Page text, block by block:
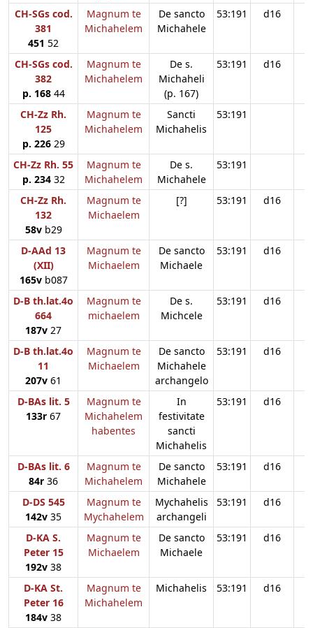
CH-SGs cod.
381
451 52
Magnum te
Michahelem
De sancto
Michahele
53:191 d16
CH-SGs cod.
382
p. 16844
Magnum te
Michahelem
De s.
Michaheli
(p. 167)
53:191 d16
CH-Zz Rh.
125
p. 22629
Magnum te
Michahelem
Sancti
Michahelis
53:191
CH-Zz Rh. 55
p. 23432
Magnum te
Michahelem
De s.
Michahele
53:191
CH-Zz Rh.
132
58vb29
Magnum te
Michaelem
[?] 53:191 d16
D-AAd 13
(XII)
165vb087
Magnum te
Michaelem
De sancto
Michaele
53:191 d16
D-B th.lat.4o
664
187v 27
Magnum te
michaelem
De s.
Michcele
53:191 d16
D-B th.lat.4o
11
207v 61
Magnum te
Michaelem
De sancto
Michahele
archangelo
53:191 d16
D-BAs lit. 5
133r 67
Magnum te
Michahelem
habentes
In
festivitate
sancti
Michahelis
53:191 d16
D-BAs lit. 6
84r 36
Magnum te
Michahelem
De sancto
Michahele
53:191 d16
D-DS 545
142v 35
Magnum te
Mychahelem
Mychahelis
archangeli
53:191 d16
D-KA S.
Peter 15
192v 38
Magnum te
Michaelem
De sancto
Michaele
53:191 d16
D-KA St.
Peter 16
184v 38
Magnum te
Michahelem
Michahelis 53:191 d16